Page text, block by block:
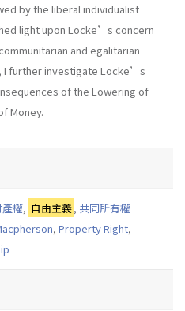
by the liberal individualist
light upon Locke’s concern
and egalitarian
I further investigate Locke’s
of the Lowering of
Money.
產權, 自由主義, 共同所有權
, Property Right,